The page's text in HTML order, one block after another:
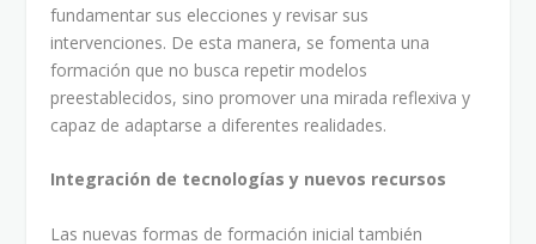
fundamentar sus elecciones y revisar sus
intervenciones. De esta manera, se fomenta una
formación que no busca repetir modelos
preestablecidos, sino promover una mirada reflexiva y
capaz de adaptarse a diferentes realidades.
Integración de tecnologías y nuevos recursos
Las nuevas formas de formación inicial también